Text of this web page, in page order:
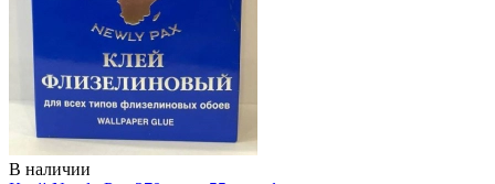
В наличии